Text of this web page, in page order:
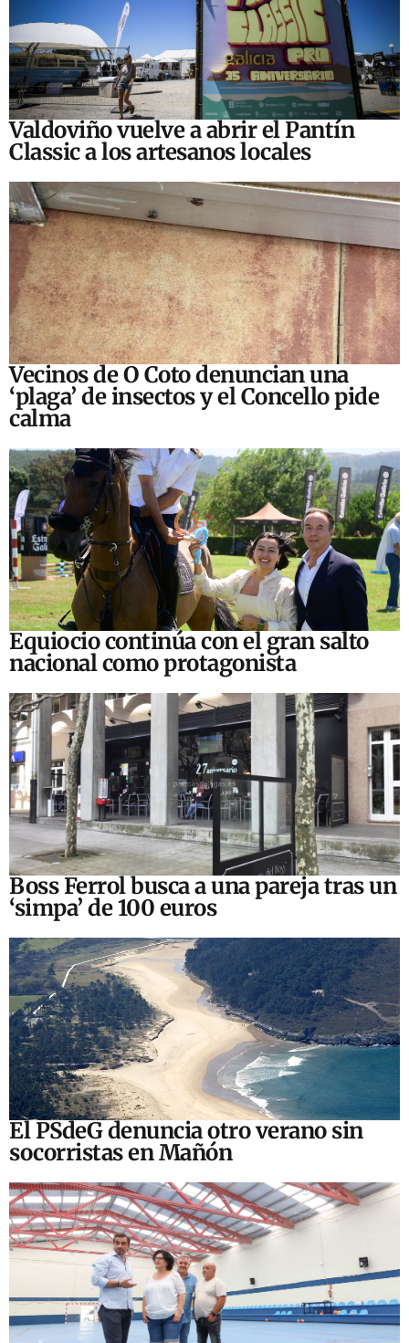
Valdoviño vuelve a abrir el Pantín
Classic a los artesanos locales
Vecinos de O Coto denuncian una
‘plaga’ de insectos y el Concello pide
calma
Equiocio continúa con el gran salto
nacional como protagonista
Boss Ferrol busca a una pareja tras un
‘simpa’ de 100 euros
El PSdeG denuncia otro verano sin
socorristas en Mañón